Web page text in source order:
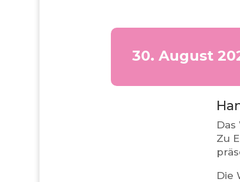
30. August
Zu
Die